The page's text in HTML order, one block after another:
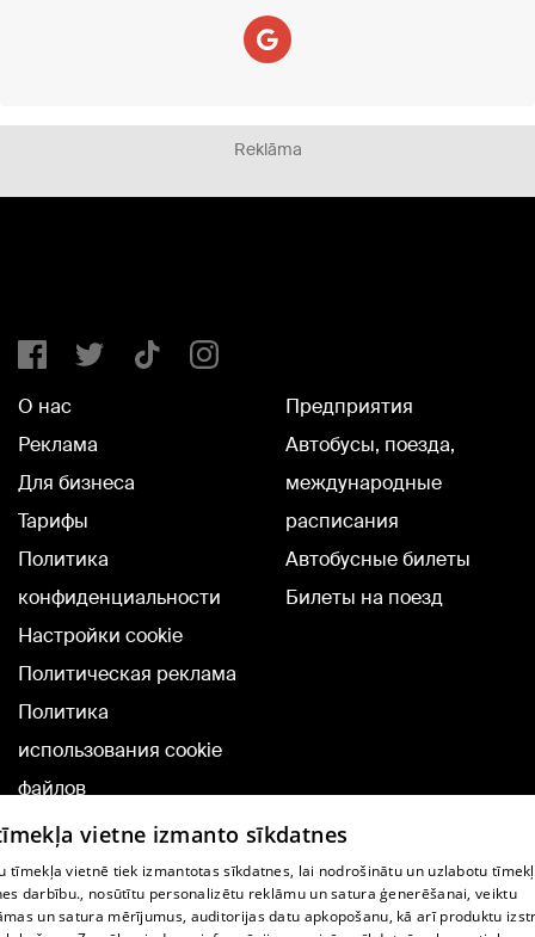
Reklāma
О нас
Реклама
Для бизнеса
Тарифы
Политика
конфиденциальности
Настройки cookie
Политическая реклама
Политика
использования cookie
файлов
Добавление
комментариев
Предприятия
Автобусы, поезда,
международные
расписания
Автобусные билеты
Билеты на поезд
TВ-программа
vietne izmanto sīkdatnes
tīmekļa vietnē tiek izmantotas sīkdatnes, lai nodrošinātu un uzlabotu
darbību., nosūtītu personalizētu reklāmu un satura ģenerēšanai, veiktu
un satura mērījumus, auditorijas datu apkopošanu, kā arī produktu